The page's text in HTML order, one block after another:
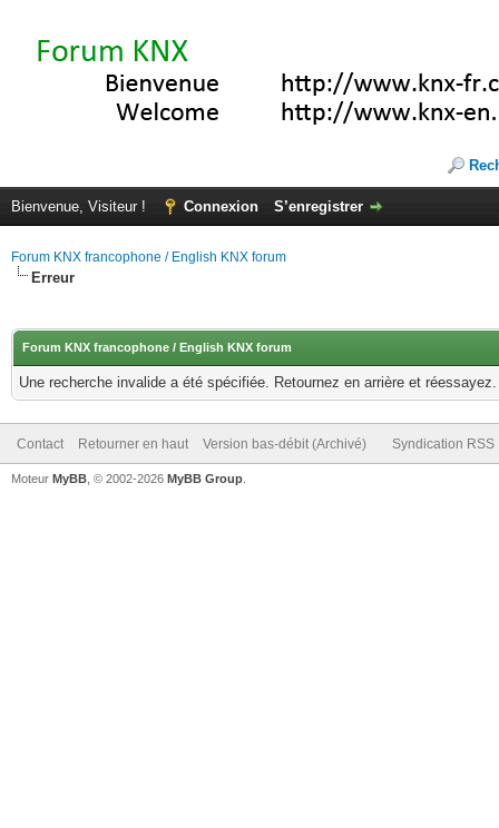
Bienvenue, Visiteur ! Connexion S’enregistrer
Forum KNX francophone / English KNX forum
Erreur
Forum KNX francophone / English KNX forum
Une recherche invalide a été spécifiée. Retournez en arrière et réessayez.
Contact Retourner en haut Version bas-débit (Archivé) Syndication RSS
Moteur MyBB , © 2002-2026 MyBB Group